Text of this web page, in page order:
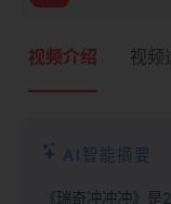
视频介绍 视频
AI智能摘要
《瑞奇冲冲冲》